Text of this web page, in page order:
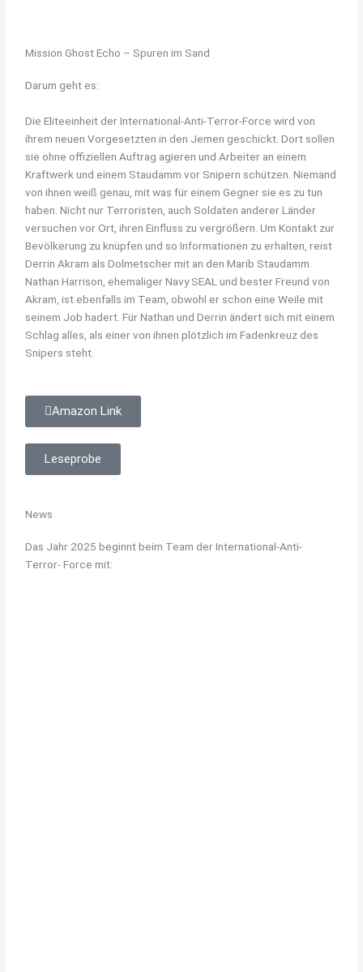
Mission Ghost Echo – Spuren im Sand
Darum geht es:
Die Eliteeinheit der International-Anti-Terror-Force wird von
ihrem neuen Vorgesetzten in den Jemen geschickt. Dort sollen
sie ohne offiziellen Auftrag agieren und Arbeiter an einem
Kraftwerk und einem Staudamm vor Snipern schützen. Niemand
von ihnen weiß genau, mit was für einem Gegner sie es zu tun
haben. Nicht nur Terroristen, auch Soldaten anderer Länder
versuchen vor Ort, ihren Einfluss zu vergrößern. Um Kontakt zur
Bevölkerung zu knüpfen und so Informationen zu erhalten, reist
Derrin Akram als Dolmetscher mit an den Marib Staudamm.
Nathan Harrison, ehemaliger Navy SEAL und bester Freund von
Akram, ist ebenfalls im Team, obwohl er schon eine Weile mit
seinem Job hadert. Für Nathan und Derrin ändert sich mit einem
Schlag alles, als einer von ihnen plötzlich im Fadenkreuz des
Snipers steht.
Amazon Link
Leseprobe
News
Das Jahr 2025 beginnt beim Team der International-Anti-
Terror- Force mit: